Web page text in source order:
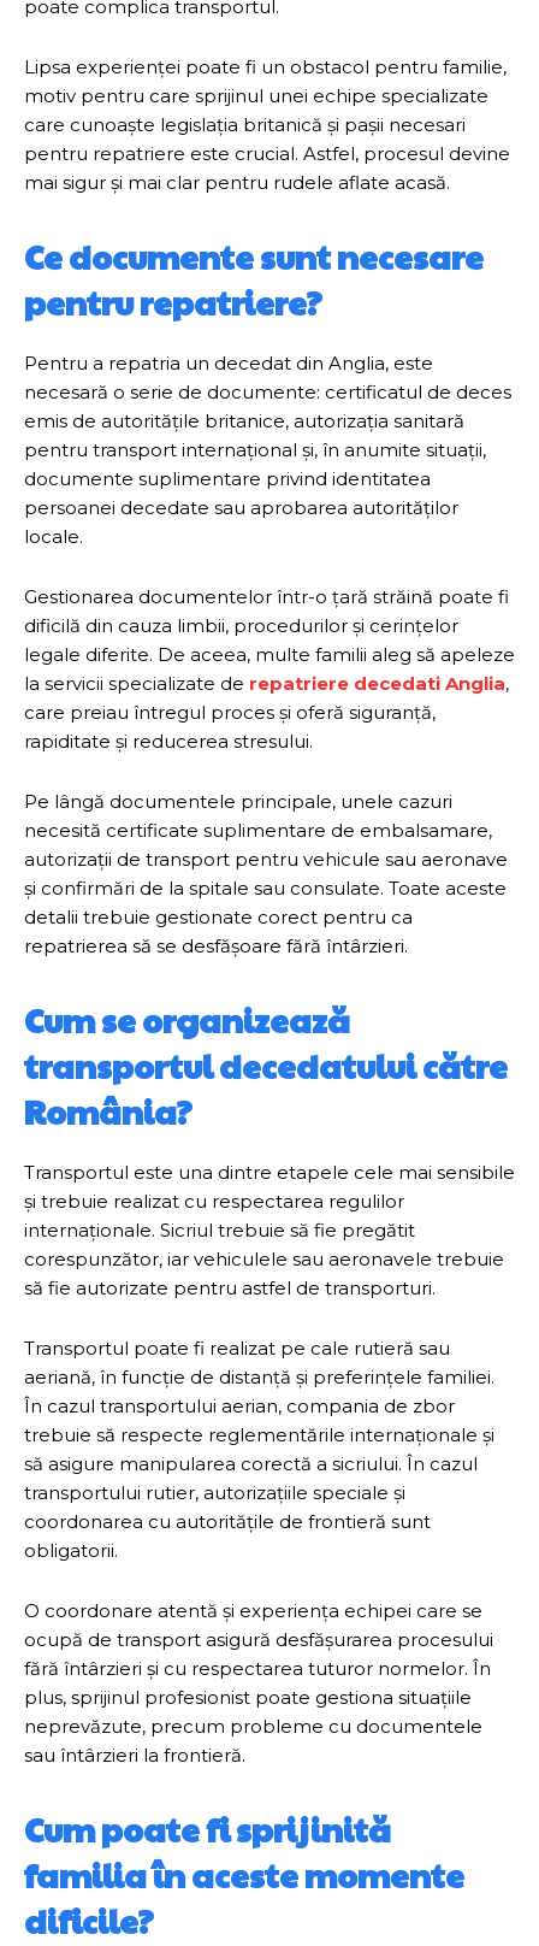
poate complica transportul.
Lipsa experienței poate fi un obstacol pentru familie,
motiv pentru care sprijinul unei echipe specializate
care cunoaște legislația britanică și pașii necesari
pentru repatriere este crucial. Astfel, procesul devine
mai sigur și mai clar pentru rudele aflate acasă.
Ce documente sunt necesare
pentru repatriere?
Pentru a repatria un decedat din Anglia, este
necesară o serie de documente: certificatul de deces
emis de autoritățile britanice, autorizația sanitară
pentru transport internațional și, în anumite situații,
documente suplimentare privind identitatea
persoanei decedate sau aprobarea autorităților
locale.
Gestionarea documentelor într-o țară străină poate fi
dificilă din cauza limbii, procedurilor și cerințelor
legale diferite. De aceea, multe familii aleg să apeleze
la servicii specializate de repatriere decedati Anglia,
care preiau întregul proces și oferă siguranță,
rapiditate și reducerea stresului.
Pe lângă documentele principale, unele cazuri
necesită certificate suplimentare de embalsamare,
autorizații de transport pentru vehicule sau aeronave
și confirmări de la spitale sau consulate. Toate aceste
detalii trebuie gestionate corect pentru ca
repatrierea să se desfășoare fără întârzieri.
Cum se organizează
transportul decedatului către
România?
Transportul este una dintre etapele cele mai sensibile
și trebuie realizat cu respectarea regulilor
internaționale. Sicriul trebuie să fie pregătit
corespunzător, iar vehiculele sau aeronavele trebuie
să fie autorizate pentru astfel de transporturi.
Transportul poate fi realizat pe cale rutieră sau
aeriană, în funcție de distanță și preferințele familiei.
În cazul transportului aerian, compania de zbor
trebuie să respecte reglementările internaționale și
să asigure manipularea corectă a sicriului. În cazul
transportului rutier, autorizațiile speciale și
coordonarea cu autoritățile de frontieră sunt
obligatorii.
O coordonare atentă și experiența echipei care se
ocupă de transport asigură desfășurarea procesului
fără întârzieri și cu respectarea tuturor normelor. În
plus, sprijinul profesionist poate gestiona situațiile
neprevăzute, precum probleme cu documentele
sau întârzieri la frontieră.
Cum poate fi sprijinită
familia în aceste momente
dificile?